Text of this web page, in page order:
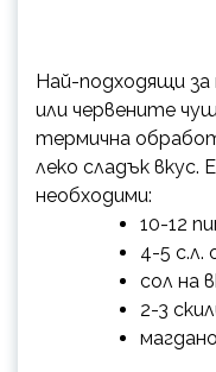
Най-подходящи
или червените
термична
леко сладък вкус.
необходими:
10-12
4-5 с.л.
сол на
2-3